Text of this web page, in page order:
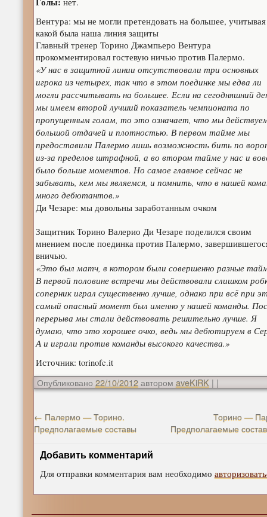
Вентура: мы не могли претендовать на большее,
какой была наша линия защиты
Главный тренер Торино Джампьеро Вентура
прокомментировал гостевую ничью против Палермо.
«У нас в защитной линии отсутствовали три основных
игрока из четырех, так что в этом поединке мы едва ли
могли рассчитывать на большее. Если на сегодняшний
мы имеем второй лучший показатель чемпионата по
пропущенным голам, то это означает, что мы
большой отдачей и плотностью. В первом тайме мы
предоставили Палермо лишь возможность бить по
из-за пределов штрафной, а во втором тайме у нас и
было больше моментов. Но самое главное сейчас не
забывать, кем мы являемся, и помнить, что в нашей
много дебютантов.»
Ди Чезаре: мы довольны заработанным очком
Защитник Торино Валерио Ди Чезаре поделился своим
мнением после поединка против Палермо,
вничью.
«Это был матч, в котором были совершенно разные
В первой половине встречи мы действовали слишком
соперник играл существенно лучше, однако при всё при
самый опасный момент был именно у нашей команды.
перерыва мы стали действовать решительно лучше. Я
думаю, что это хорошее очко, ведь мы дебютируем в
А и играли против команды высокого качества.»
Источник: torinofc.it
Опубликовано 22/10/2012 автором aveKiRK | |
← Палермо — Торино.
Предполагаемые составы
Торино —
Предполагаемые
Добавить комментарий
Для отправки комментария вам необходимо